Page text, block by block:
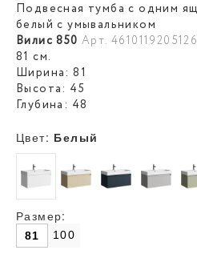
Подвесная тумба с одним
белый с умывальником
Вилис 850 Арт. 4610119205126
81 см.
Ширина: 81
Высота: 45
Глубина: 48
Цвет: Белый
Размер:
81 100